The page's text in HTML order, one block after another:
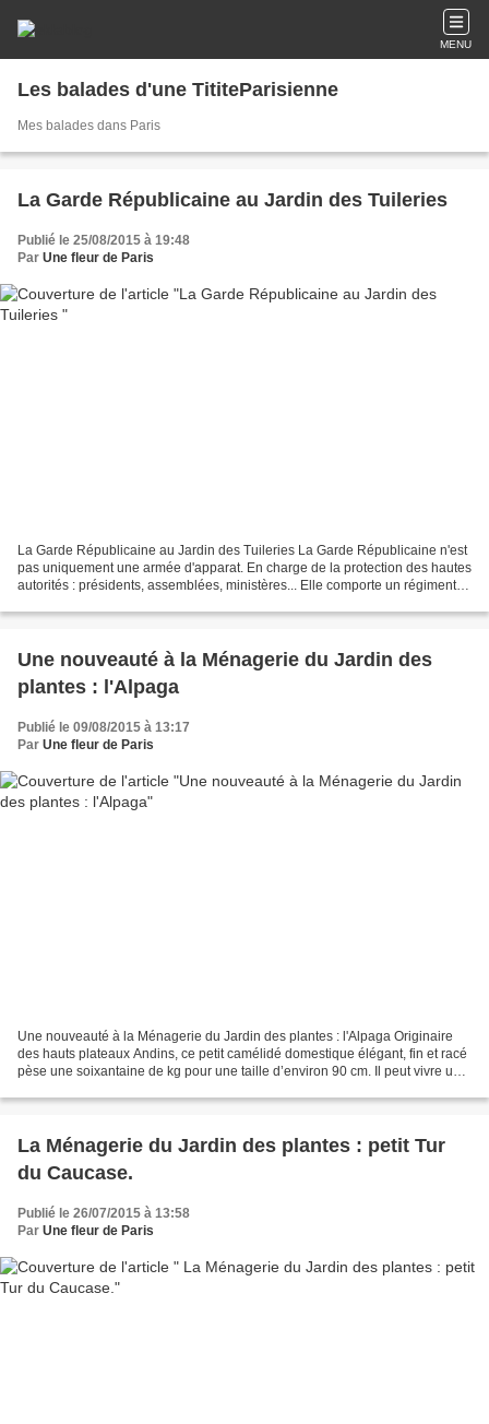
MENU
Les balades d'une TititeParisienne
Mes balades dans Paris
La Garde Républicaine au Jardin des Tuileries
Publié le 25/08/2015 à 19:48
Par Une fleur de Paris
La Garde Républicaine au Jardin des Tuileries La Garde Républicaine n'est
pas uniquement une armée d'apparat. En charge de la protection des hautes
autorités : présidents, assemblées, ministères... Elle comporte un régiment
Une nouveauté à la Ménagerie du Jardin des
plantes : l'Alpaga
Publié le 09/08/2015 à 13:17
Par Une fleur de Paris
Une nouveauté à la Ménagerie du Jardin des plantes : l'Alpaga Originaire
des hauts plateaux Andins, ce petit camélidé domestique élégant, fin et racé
pèse une soixantaine de kg pour une taille d’environ 90 cm. Il peut vivre une
La Ménagerie du Jardin des plantes : petit Tur
du Caucase.
Publié le 26/07/2015 à 13:58
Par Une fleur de Paris